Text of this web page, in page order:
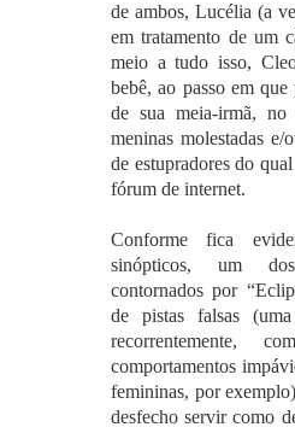
de ambos, Lucélia (a
em tratamento de um
meio a tudo isso,
bebê, ao passo em
de sua meia-irmã, no
meninas molestadas
de estupradores do
fórum de internet.
Conforme fica
sinópticos, um
contornados por
de pistas falsas
recorrentemente,
comportamentos
femininas, por
desfecho servir como